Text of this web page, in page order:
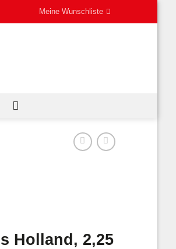
Meine Wunschliste
Holland, 2,25